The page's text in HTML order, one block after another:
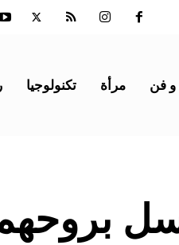
و فن مرأة تكنولوجيا